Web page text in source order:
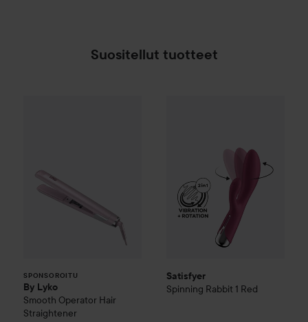
Suositellut tuotteet
SPONSOROITU
By Lyko
Smooth Operator Hair
Straightener
Satisfyer
Spinning Rabbit 1 Red